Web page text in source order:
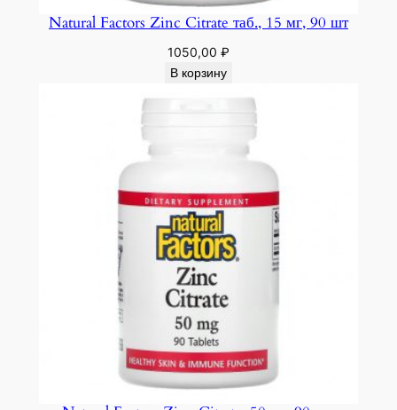
Natural Factors Zinc Citrate таб., 15 мг, 90 шт
1050,00 ₽
В корзину